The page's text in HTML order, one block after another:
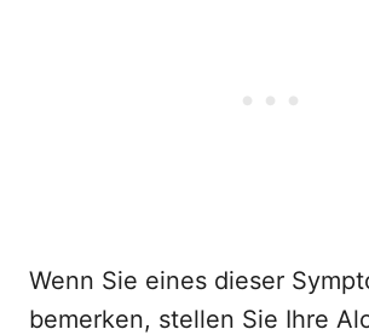
Wenn Sie eines dieser
bemerken, stellen Sie Ihre